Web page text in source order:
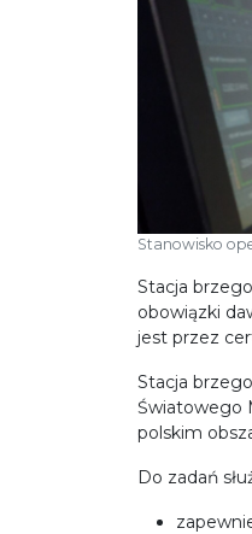
Stanowisko
Stacja
obowiązki
jest przez
Stacja
Światowego
polskim
Do zadań